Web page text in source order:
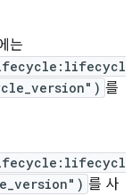
는
를
를 사